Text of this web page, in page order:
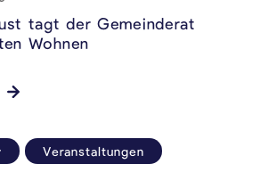
tagt der Gemeinderat
Wohnen
Veranstaltungen